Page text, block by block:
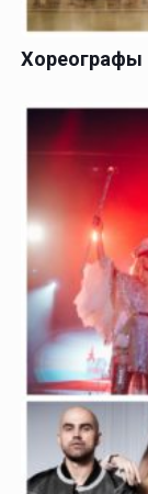
Хореографы